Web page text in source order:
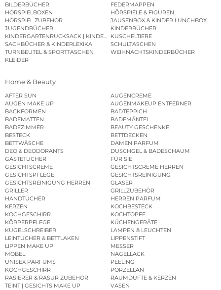
BILDERBÜCHER
FEDERMAPPEN
HÖRSPIELBOXEN
HÖRSPIELE & FIGUREN
HÖRSPIEL ZUBEHÖR
JAUSENBOX & KINDER LUNCHBOX
JUGENDBÜCHER
KINDERBÜCHER
KINDERGARTENRUCKSACK | KINDERGARTENBEUTEL
KUSCHELTIERE
SACHBÜCHER & KINDERLEXIKA
SCHULTASCHEN
TURNBEUTEL & SPORTTASCHEN
WEIHNACHTSKINDERBÜCHER
KLEIDER
Home & Beauty
AFTER SUN
AUGENCREME
AUGEN MAKE UP
AUGENMAKEUP ENTFERNER
BACKFORMEN
BADTEPPICH
BADEMATTEN
BADEMÄNTEL
BADEZIMMER
BEAUTY GESCHENKE
BESTECK
BETTDECKEN
BETTWÄSCHE
DAMEN PARFUM
DEO & DEODORANTS
DUSCHGEL & BADESCHAUM
GÄSTETÜCHER
FÜR SIE
GESICHTSCREME
GESICHTSCREME HERREN
GESICHTSPFLEGE
GESICHTSREINIGUNG
GESICHTSREINIGUNG HERREN
GLÄSER
GRILLER
GRILLZUBEHÖR
HANDTÜCHER
HERREN PARFUM
KERZEN
KOCHBESTECK
KOCHGESCHIRR
KOCHTÖPFE
KÖRPERPFLEGE
KÜCHENGERÄTE
KUGELSCHREIBER
LAMPEN & LEUCHTEN
LEINTÜCHER & BETTLAKEN
LIPPENSTIFT
LIPPEN MAKE UP
MESSER
MÖBEL
NAGELLACK
UNISEX PARFUMS
PEELING
KOCHGESCHIRR
PORZELLAN
RASIERER & RASUR ZUBEHÖR
RAUMDÜFTE & KERZEN
TEINT | GESICHTS MAKE UP
VASEN